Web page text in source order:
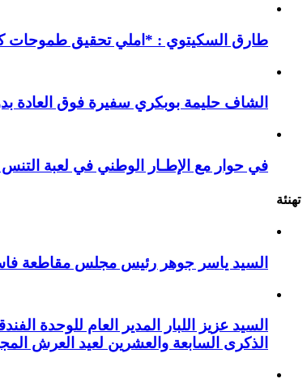
طارق السكيتوي : *املي تحقيق طموحات
الشاف حليمة بوبكري سفيرة فوق العادة
في حوار مع الإطـار الوطني في لعبة
تهنئة
السيد ياسر جوهر رئيس مجلس مقاطعة فاس المدينة
السيد عزيز اللبار المدير العام للوحدة
الذكرى السابعة والعشرين لعيد العرش